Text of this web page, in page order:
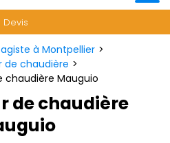
Devis
à Montpellier
de chaudière
chaudière Mauguio
de chaudière